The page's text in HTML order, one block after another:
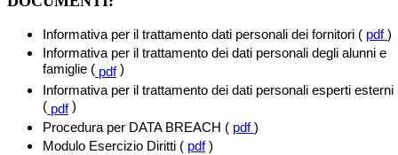
Informativa per il trattamento dati personali dei fornitori ( pdf)
Informativa per il trattamento dei dati personali degli alunni e
famiglie ( pdf)
Informativa per il trattamento dei dati personali esperti esterni
( pdf)
Procedura per DATA BREACH ( pdf)
Modulo Esercizio Diritti ( pdf)